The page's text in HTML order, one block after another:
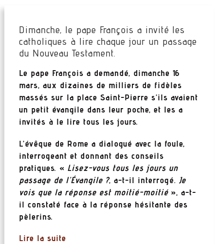
Dimanche, le pape François a invité les
catholiques à lire chaque jour un passage
du Nouveau Testament.
Le pape François a demandé, dimanche 16
mars, aux dizaines de milliers de fidèles
massés sur la place Saint-Pierre s’ils avaient
un petit évangile dans leur poche, et les a
invités à le lire tous les jours.
L’évêque de Rome a dialogué avec la foule,
interrogeant et donnant des conseils
pratiques. « Lisez-vous tous les jours un
passage de l’Évangile ?, a-t-il interrogé. Je
vois que la réponse est moitié-moitié», a-t-
il constaté face à la réponse hésitante des
pèlerins.
Lire la suite